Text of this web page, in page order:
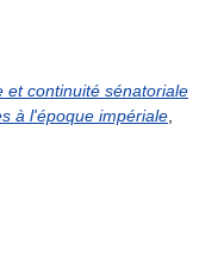
et continuité sénatoriale
à l'époque impériale